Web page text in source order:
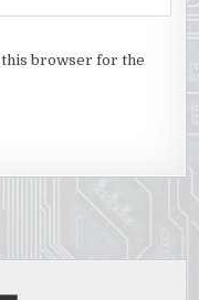
this browser for the